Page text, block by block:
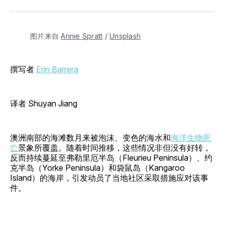
Facebook
Pinterest
LinkedInWhatsApp
Email
图片来自 Annie Spratt / Unsplash
撰写者 Erin Barrera
译者 Shuyan Jiang
澳洲南部的海滩数月来被泡沫、变色的海水和海洋生物死
亡景象所覆盖。随着时间推移，这些情况非但没有好转，
反而持续蔓延至弗勒里厄半岛（Fleurieu Peninsula）、约
克半岛（Yorke Peninsula）和袋鼠岛（Kangaroo
Island）的海岸，引发动员了当地社区采取措施应对该事
件。